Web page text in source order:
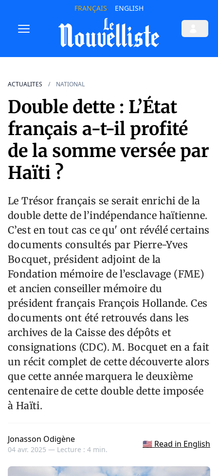
FRANÇAIS ENGLISH
ACTUALITES NATIONAL
Double dette : L’État
français a-t-il profité
de la somme versée par
Haïti ?
Le Trésor français se serait enrichi de la
double dette de l’indépendance haïtienne.
C’est en tout cas ce qu' ont révélé certains
documents consultés par Pierre-Yves
Bocquet, président adjoint de la
Fondation mémoire de l’esclavage (FME)
et ancien conseiller mémoire du
président français François Hollande. Ces
documents ont été retrouvés dans les
archives de la Caisse des dépôts et
consignations (CDC). M. Bocquet en a fait
un récit complet de cette découverte alors
que cette année marquera le deuxième
centenaire de cette double dette imposée
à Haïti.
Jonasson Odigène
04 avr. 2025 — Lecture : 4 min.
🇺🇸 Read in English